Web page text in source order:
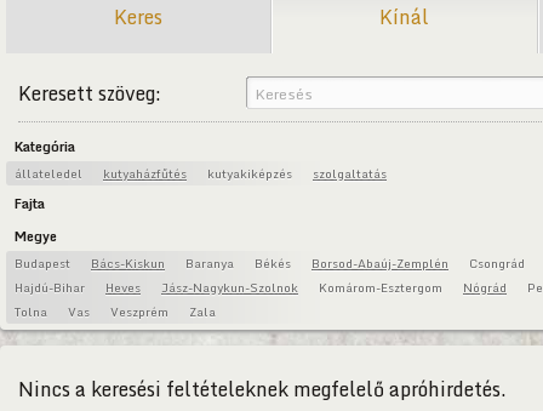
Keres Kínál
Keresett szöveg:
Kategória
állateledel kutyaházfűtés kutyakiképzés szolgaltatás
Fajta
Megye
Budapest Bács-Kiskun Baranya Békés Borsod-Abaúj-Zemplén
Csongrád
Hajdú-Bihar
Heves Jász-Nagykun-Szolnok Komárom-Esztergom Nógrád
Tolna
Vas Veszprém Zala
Nincs a keresési feltételeknek megfelelő apróhirdetés.